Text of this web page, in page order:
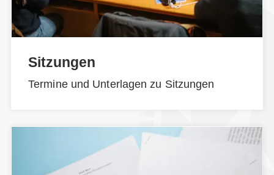
Sitzungen
Termine und Unterlagen zu Sitzungen